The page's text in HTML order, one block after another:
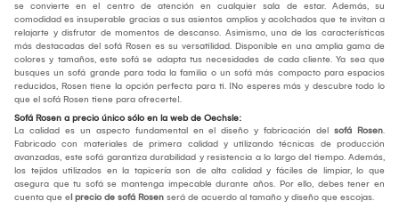
se convierte en el centro de atención en cualquier sala de estar. Además, su
comodidad es insuperable gracias a sus asientos amplios y acolchados que te invitan a
relajarte y disfrutar de momentos de descanso. Asimismo, una de las características
más destacadas del sofá Rosen es su versatilidad. Disponible en una amplia gama de
colores y tamaños, este sofá se adapta tus necesidades de cada cliente. Ya sea que
busques un sofá grande para toda la familia o un sofá más compacto para espacios
reducidos, Rosen tiene la opción perfecta para ti. ¡No esperes más y descubre todo lo
que el sofá Rosen tiene para ofrecerte!.
Sofá Rosen a precio único sólo en la web de Oechsle:
La calidad es un aspecto fundamental en el diseño y fabricación del sofá Rosen.
Fabricado con materiales de primera calidad y utilizando técnicas de producción
avanzadas, este sofá garantiza durabilidad y resistencia a lo largo del tiempo. Además,
los tejidos utilizados en la tapicería son de alta calidad y fáciles de limpiar, lo que
asegura que tu sofá se mantenga impecable durante años. Por ello, debes tener en
cuenta que el precio de sofá Rosen será de acuerdo al tamaño y diseño que escojas.